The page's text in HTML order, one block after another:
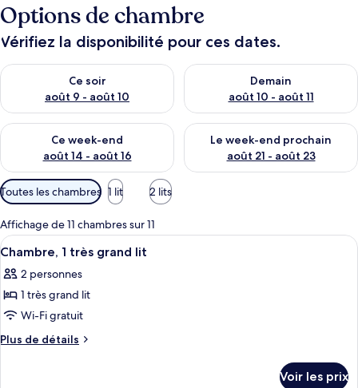
Options de chambre
Vérifiez la disponibilité pour ces dates.
Ce soir
août 9 - août 10
Vérifier la disponibilité pour ce soir août 9 - août 10
Demain
août 10 - août 11
Vérifier la disponibilité pour
Ce week-end
août 14 - août 16
Vérifier la disponibilité pour ce week-end août 14 - août 16
Le week-end prochain
août 21 - août 23
Vérifier la disponibilité pour
Filtres
disponibles
pour
les
chambres
Toutes les chambres 1 lit 2 lits
Affichage de 11 chambres sur 11
Afficher
toutes
les
photos
pour
ce
Une chambre d’hôtel moderne
10
Chambre, 1 très grand lit
2 personnes
1 très grand lit
Wi-Fi gratuit
Plus de détails
Plus
Voir les prix